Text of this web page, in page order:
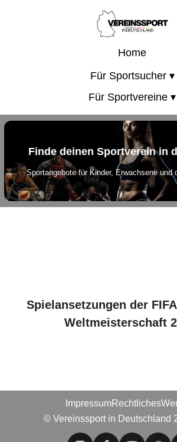
Home
Für Sportsucher ▾
Für Sportvereine ▾
Finde deinen Sportverein in
Sportangebote für Kinder, Erwachsene und
Spielansetzungen der
Weltmeisterschaft
ImpressumRechtliches
© Vereinssport in Deutschland